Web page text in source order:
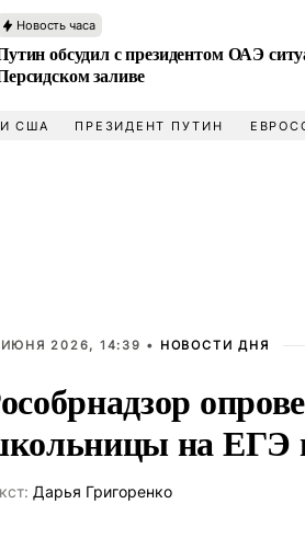
Новость часа
обсудил с президентом ОАЭ
заливе
США ПРЕЗИДЕНТ ПУТИН
2026, 14:39 • НОВОСТИ ДНЯ
на ЕГЭ
Дарья Григоренко